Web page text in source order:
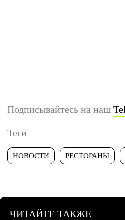
Подписывайтесь на наш
Теги
НОВОСТИ РЕСТОРАНЫ
ЧИТАЙТЕ ТАКЖЕ